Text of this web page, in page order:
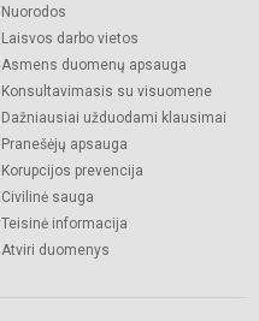
Nuorodos
Laisvos darbo vietos
Asmens duomenų apsauga
Konsultavimasis su visuomene
Dažniausiai užduodami klausimai
Pranešėjų apsauga
Korupcijos prevencija
Civilinė sauga
Teisinė informacija
Atviri duomenys